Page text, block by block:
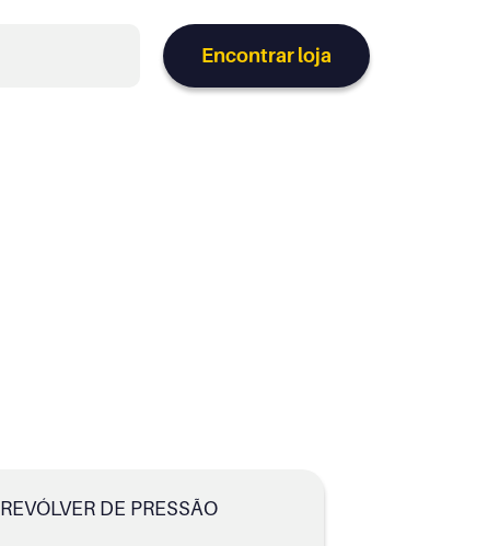
Encontrar loja
REVÓLVER DE PRESSÃO